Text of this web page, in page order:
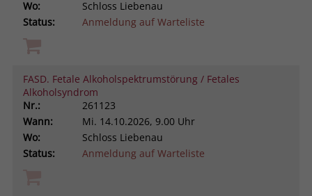
Wo:
Schloss Liebenau
Status:
Anmeldung auf Warteliste
FASD. Fetale Alkoholspektrumstörung / Fetales
Alkoholsyndrom
Nr.:
261123
Wann:
Mi. 14.10.2026, 9.00 Uhr
Wo:
Schloss Liebenau
Status:
Anmeldung auf Warteliste